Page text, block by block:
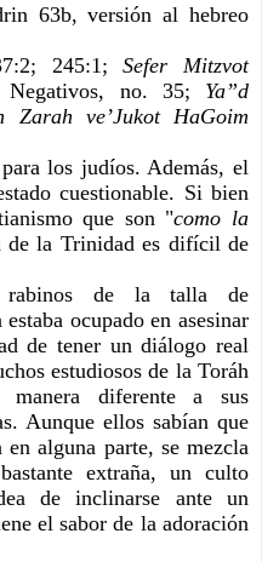
63b, versión al hebreo
245:1; Sefer Mitzvot
Negativos, no. 35; Ya”d
Zarah ve’Jukot HaGoim
los judíos. Además, el
cuestionable. Si bien
que son "como la
de la Trinidad es difícil de
rabinos de la talla de
ocupado en asesinar
de tener un diálogo real
estudiosos de la Toráh
diferente a sus
Aunque ellos sabían que
alguna parte, se mezcla
extraña, un culto
de inclinarse ante un
el sabor de la adoración